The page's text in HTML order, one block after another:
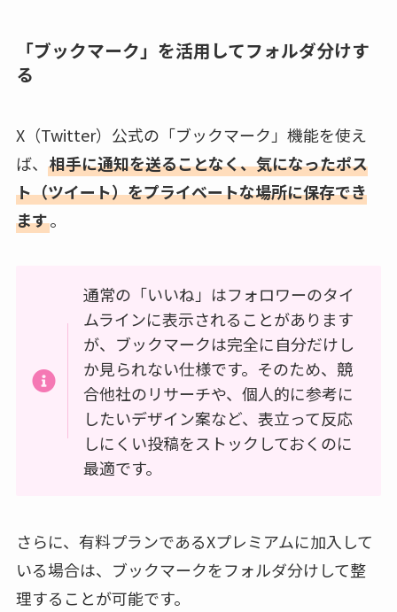
「ブックマーク」を活用してフォルダ分けす
る
X（Twitter）公式の「ブックマーク」機能を使え
ば、 相手に通知を送ることなく、気になったポス
ト（ツイート）をプライベートな場所に保存でき
ます。
通常の「いいね」はフォロワーのタイ
ムラインに表示されることがあります
が、ブックマークは完全に自分だけし
か見られない仕様です。そのため、競
合他社のリサーチや、個人的に参考に
したいデザイン案など、表立って反応
しにくい投稿をストックしておくのに
最適です。
さらに、有料プランであるXプレミアムに加入して
いる場合は、ブックマークをフォルダ分けして整
理することが可能です。